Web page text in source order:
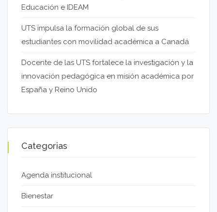
Educación e IDEAM
UTS impulsa la formación global de sus
estudiantes con movilidad académica a Canadá
Docente de las UTS fortalece la investigación y la
innovación pedagógica en misión académica por
España y Reino Unido
Categorias
Agenda institucional
Bienestar